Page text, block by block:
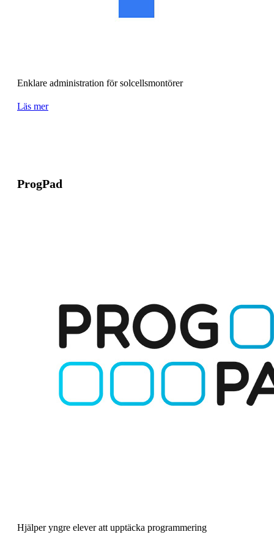
Enklare administration för solcellsmontörer
Läs mer
ProgPad
Hjälper yngre elever att upptäcka programmering